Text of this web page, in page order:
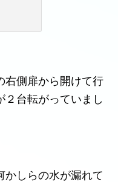
右側扉から開けて行
２台転がっていまし
かしらの水が漏れて